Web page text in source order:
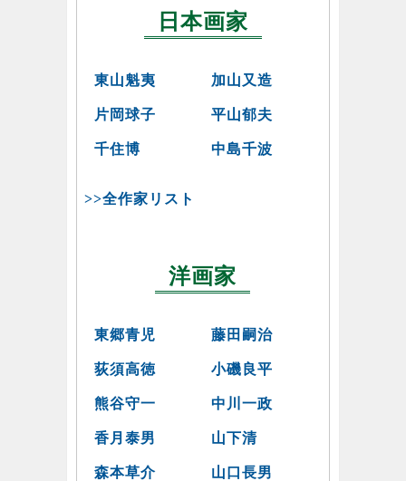
日本画家
東山魁夷 加山又造
片岡球子 平山郁夫
千住博 中島千波
>>全作家リスト
洋画家
東郷青児 藤田嗣治
荻須高徳 小磯良平
熊谷守一 中川一政
香月泰男 山下清
森本草介 山口長男